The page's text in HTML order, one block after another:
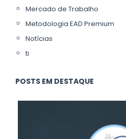
Mercado de Trabalho
Metodologia EAD Premium
Notícias
ti
POSTS EM DESTAQUE